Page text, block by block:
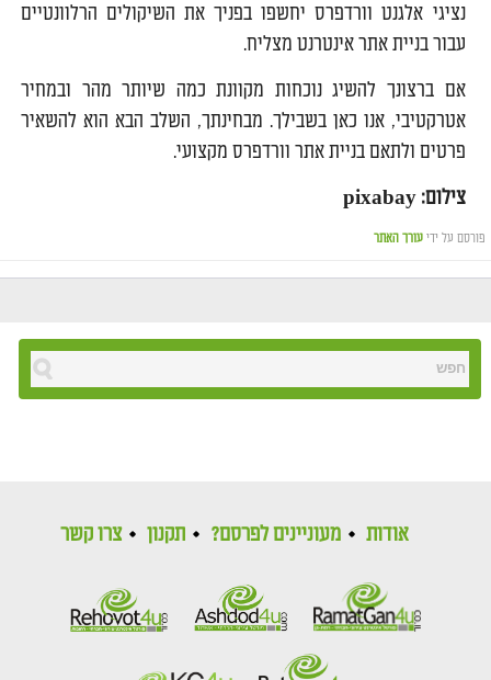
נציגי אלגנט וורדפרס יחשפו בפניך את השיקולים הרלוונטיים
עבור בניית אתר אינטרנט מצליח.
אם ברצונך להשיג נוכחות מקוונת כמה שיותר מהר ובמחיר
אטרקטיבי, אנו כאן בשבילך. מבחינתך, השלב הבא הוא להשאיר
פרטים ולתאם בניית אתר וורדפרס מקצועי.
צילום: pixabay
פורסם על ידי עורך האתר
אודות מעוניינים לפרסם? תקנון צרו קשר